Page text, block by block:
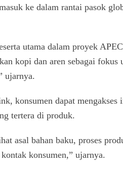
ke dalam rantai pasok
utama dalam proyek
kopi dan aren sebagai
ujarnya.
konsumen dapat
tertera di produk.
asal bahan baku, proses
konsumen,” ujarnya.